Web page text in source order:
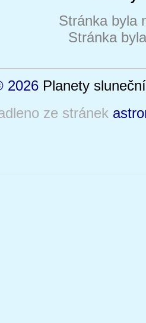
Stránka byla
Stránka
2026 Planety
ze stránek